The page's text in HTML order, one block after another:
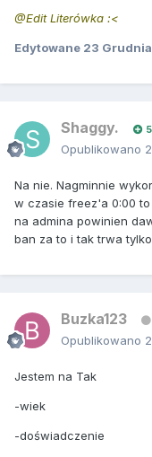
@Edit Literówka :<
Edytowane 23
Shaggy. 5
Opublikowano
Na nie. Nagminnie
w czasie freez'a 0:00
na admina powinien
ban za to i tak trwa tylko
Buzka123
Opublikowano
Jestem na Tak
-wiek
-doświadczenie